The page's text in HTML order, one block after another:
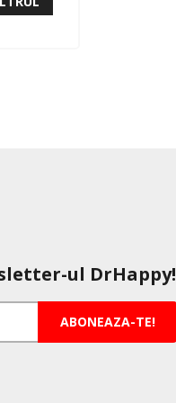
ul DrHappy!
ABONEAZA-TE!